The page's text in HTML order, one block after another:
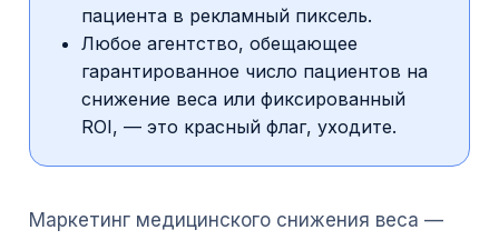
пациента в рекламный пиксель.
Любое агентство, обещающее
гарантированное число пациентов на
снижение веса или фиксированный
ROI, — это красный флаг, уходите.
Маркетинг медицинского снижения веса —